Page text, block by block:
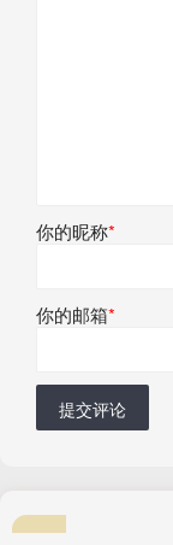
你的昵称*
你的邮箱*
提交评论